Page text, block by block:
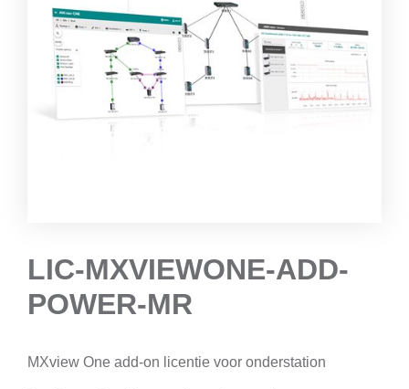
LIC-MXVIEWONE-ADD-
POWER-MR
MXview One add-on licentie voor onderstation